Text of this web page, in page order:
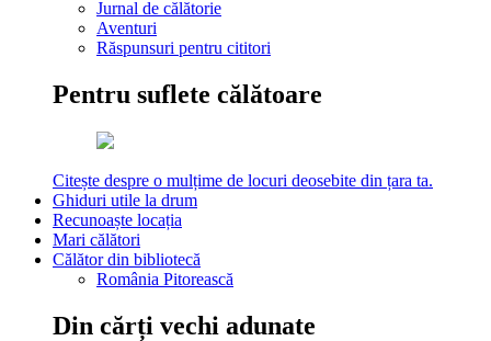
Jurnal de călătorie
Aventuri
Răspunsuri pentru cititori
Pentru suflete călătoare
Citește despre o mulțime de locuri deosebite din țara ta.
Ghiduri utile la drum
Recunoaște locația
Mari călători
Călător din bibliotecă
România Pitorească
Din cărți vechi adunate